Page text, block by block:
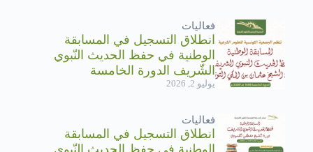
الاختبارات ستُجرى وفق الرزنامة المبينة أدناه، وذلك حسب
[…]
فعاليات
انطلاق التسجيل في المسابقة
الوطنية في حفظ الحديث النّبوي
الشّريف الدورة الخامسة
يوليو 2, 2026
فعاليات
انطلاق التسجيل في المسابقة
الوطنية في حفظ الحديث النّبوي